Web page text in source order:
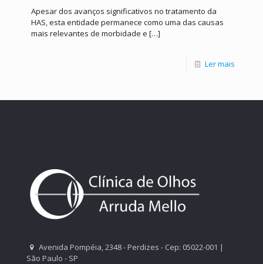
Apesar dos avanços significativos no tratamento da
HAS, esta entidade permanece como uma das causas
mais relevantes de morbidade e […]
Ler mais
Avenida Pompéia, 2348 - Perdizes - Cep: 05022-001 |
São Paulo - SP